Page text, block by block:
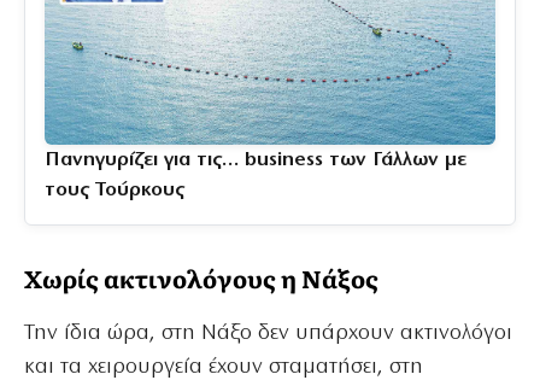
Πανηγυρίζει για τις… business των Γάλλων με
τους Τούρκους
Χωρίς ακτινολόγους η Νάξος
Την ίδια ώρα, στη Νάξο δεν υπάρχουν ακτινολόγοι
και τα χειρουργεία έχουν σταματήσει, στη